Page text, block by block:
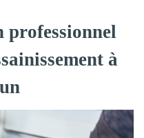
à